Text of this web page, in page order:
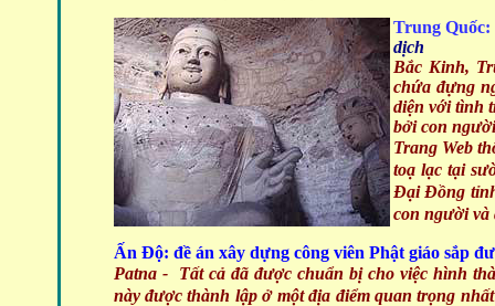
Trung
dịch
Bắc Kinh,
chứa đựng
diện với tình
bởi con
Trang Web
toạ lạc tại
Đại Đồng
con người và
Ấn Độ: đề án xây dựng công viên Phật giáo sắp
Patna - Tất cả đã được chuẩn bị cho việc hình
này được thành lập ở một địa điểm quan trọng